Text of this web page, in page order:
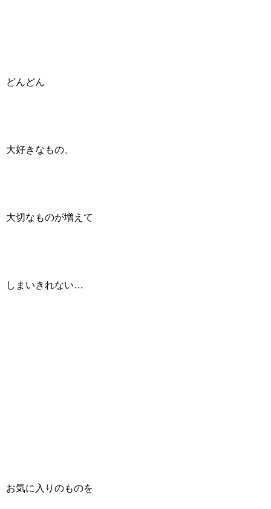
どんどん
大好きなもの、
大切なものが増えて
しまいきれない…
お気に入りのものを